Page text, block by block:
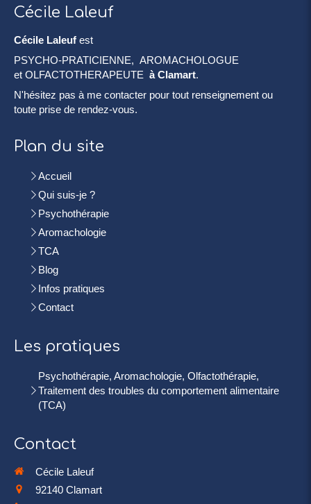
Cécile Laleuf
Cécile Laleuf est
PSYCHO-PRATICIENNE, AROMACHOLOGUE
et OLFACTOTHERAPEUTE à Clamart.
N'hésitez pas à me contacter pour tout renseignement ou
toute prise de rendez-vous.
Plan du site
Accueil
Qui suis-je ?
Psychothérapie
Aromachologie
TCA
Blog
Infos pratiques
Contact
Les pratiques
Psychothérapie, Aromachologie, Olfactothérapie,
Traitement des troubles du comportement alimentaire
(TCA)
Contact
Cécile Laleuf
92140 Clamart